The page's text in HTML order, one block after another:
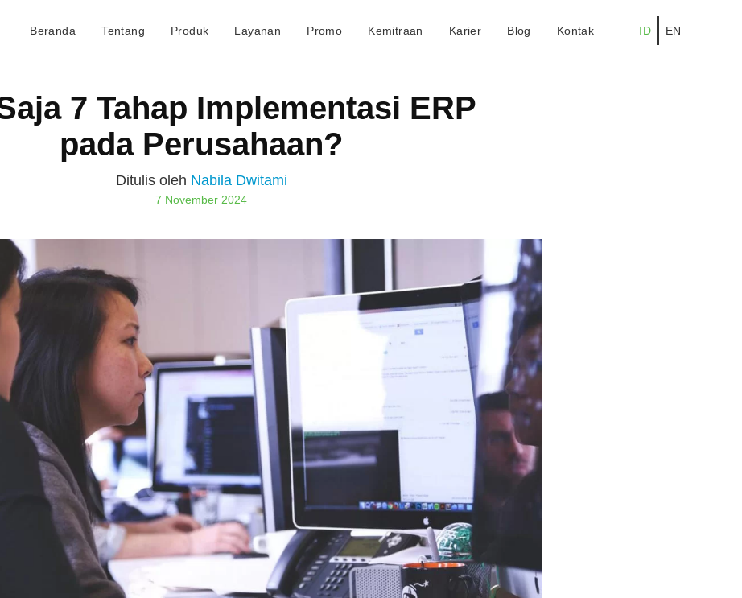
Beranda Tentang Produk Layanan Promo Kemitraan Karier Blog Kontak ID EN
7 Tahap Implementasi ERP
pada Perusahaan?
Ditulis oleh Nabila Dwitami
7 November 2024